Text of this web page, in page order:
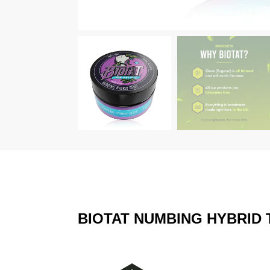
BIOTAT NUMBING HYBRID